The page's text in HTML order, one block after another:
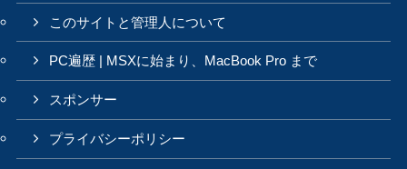
このサイトと管理人について
PC遍歴 | MSXに始まり、MacBook Pro まで
スポンサー
プライバシーポリシー